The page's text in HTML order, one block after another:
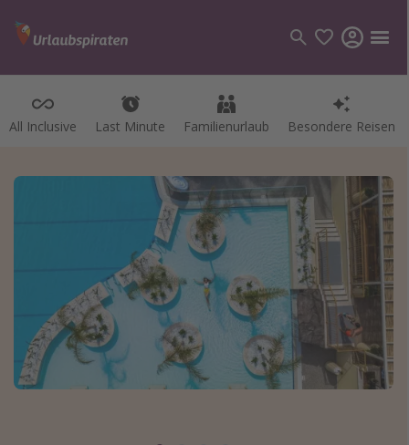
All Inclusive Last Minute Familienurlaub Besondere Reisen
Kategorien
Reiseziele
Alle Reiseziele
Bodensee Urlaub